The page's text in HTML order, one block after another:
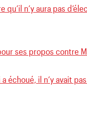
n’y aura pas
ses propos contre
échoué, il n’y avait